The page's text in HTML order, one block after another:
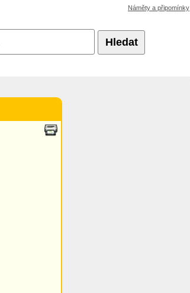
Hledat
Náměty a připomínky